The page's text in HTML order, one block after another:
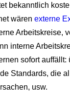
bekanntlich
wären externe
Arbeitskreise,
interne
sofort
Standards, die
usw.